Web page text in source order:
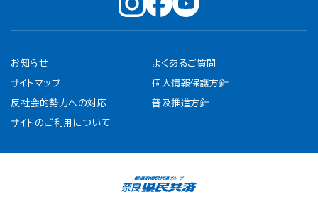
お知らせ よくあるご質問
サイトマップ 個人情報保護方針
反社会的勢力への対応 普及推進方針
サイトのご利用について